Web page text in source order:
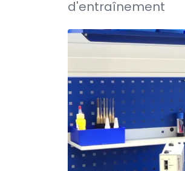
d'entraînement